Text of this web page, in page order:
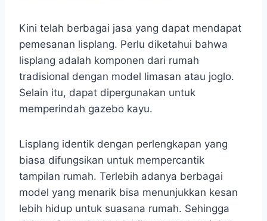
Kini telah berbagai jasa yang dapat mendapat
pemesanan lisplang. Perlu diketahui bahwa
lisplang adalah komponen dari rumah
tradisional dengan model limasan atau joglo.
Selain itu, dapat dipergunakan untuk
memperindah gazebo kayu.
Lisplang identik dengan perlengkapan yang
biasa difungsikan untuk mempercantik
tampilan rumah. Terlebih adanya berbagai
model yang menarik bisa menunjukkan kesan
lebih hidup untuk suasana rumah. Sehingga